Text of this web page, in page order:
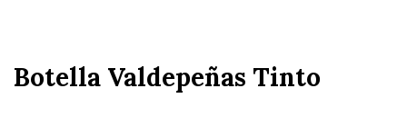
Botella Valdepeñas Tinto